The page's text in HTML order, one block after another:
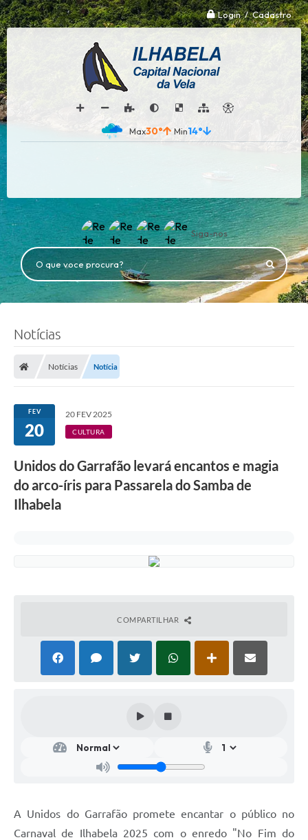
Login / Cadastro
30° 14°
Siga-nos
O que voce procura?
Notícias
Notícias Notícia
FEV
20
20 FEV 2025
CULTURA
Unidos do Garrafão levará encantos e magia
do arco-íris para Passarela do Samba de
Ilhabela
COMPARTILHAR
A Unidos do Garrafão promete encantar o público no
Carnaval de Ilhabela 2025 com o enredo "No Fim do